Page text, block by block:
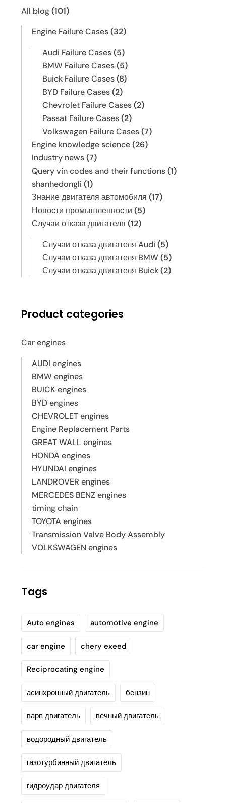
All blog(101)
Engine Failure Cases(32)
Audi Failure Cases(5)
BMW Failure Cases(5)
Buick Failure Cases(8)
BYD Failure Cases(2)
Chevrolet Failure Cases(2)
Passat Failure Cases(2)
Volkswagen Failure Cases(7)
Engine knowledge science(26)
Industry news(7)
Query vin codes and their functions(1)
shanhedongli (1)
Знание двигателя автомобиля (17)
Новости промышленности (5)
Случаи отказа двигателя (12)
Случаи отказа двигателя Audi (5)
Случаи отказа двигателя BMW(5)
Случаи отказа двигателя Buick(2)
Product categories
Car engines
AUDI engines
BMW engines
BUICK engines
BYD engines
CHEVROLET engines
Engine Replacement Parts
GREAT WALL engines
HONDA engines
HYUNDAI engines
LANDROVER engines
MERCEDES BENZ engines
timing chain
TOYOTA engines
Transmission Valve Body Assembly
VOLKSWAGEN engines
Tags
Auto engines automotive engine
car engine chery exeed
Reciprocating engine
асинхронный двигатель бензин
варп двигатель вечный двигатель
водородный двигатель
газотурбинный двигатель
гидроудар двигателя